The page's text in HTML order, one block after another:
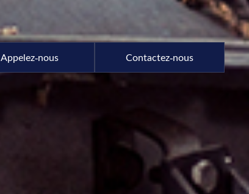
Appelez-nous Contactez-nous